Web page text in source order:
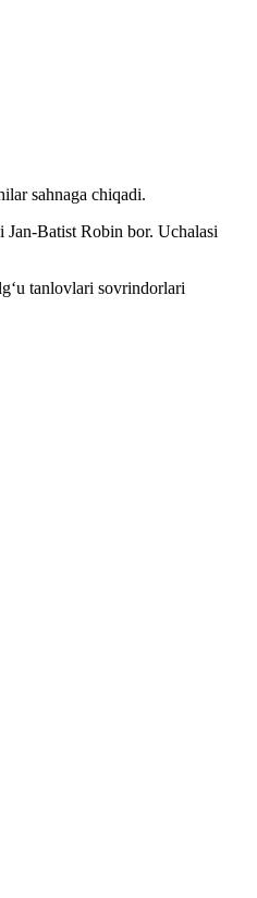
sahnaga chiqadi.
Batist Robin bor. Uchalasi
tanlovlari sovrindorlari